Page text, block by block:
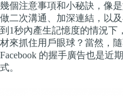
幾個注意事項和小秘訣，像
做二次溝通、加深連結，以
到1秒內產生記憶度的情況下
材來抓住用戶眼球？當然，
Facebook 的握手廣告也是近
式。